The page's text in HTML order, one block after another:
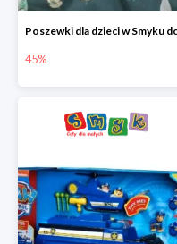
45%